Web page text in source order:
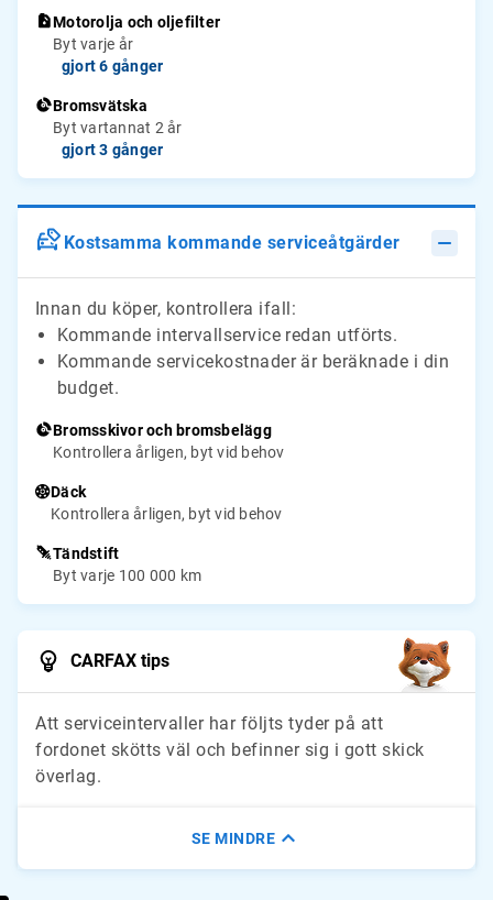
Motorolja och oljefilter
Byt varje år
gjort 6 gånger
Bromsvätska
Byt vartannat 2 år
gjort 3 gånger
Kostsamma kommande serviceåtgärder
Innan du köper, kontrollera ifall:
Kommande intervallservice redan utförts.
Kommande servicekostnader är beräknade i din
budget.
Bromsskivor och bromsbelägg
Kontrollera årligen, byt vid behov
Däck
Kontrollera årligen, byt vid behov
Tändstift
Byt varje 100 000 km
CARFAX tips
Att serviceintervaller har följts tyder på att
fordonet skötts väl och befinner sig i gott skick
överlag.
SE MINDRE